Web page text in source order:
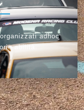
adhoc
abilità.